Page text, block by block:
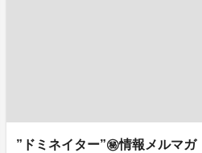
”ドミネイター”㊙情報メルマガ